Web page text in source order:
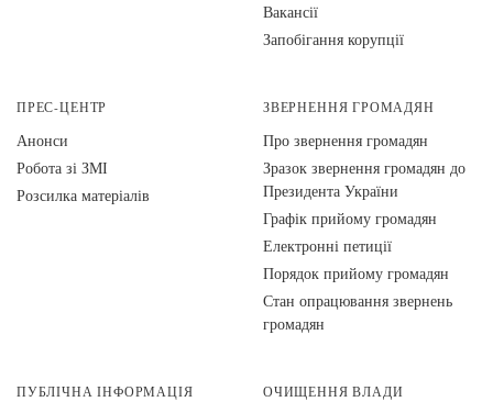
Вакансії
Запобігання корупції
ПРЕС-ЦЕНТР
Анонси
Робота зі ЗМІ
Розсилка матеріалів
ЗВЕРНЕННЯ ГРОМАДЯН
Про звернення громадян
Зразок звернення громадян до
Президента України
Графік прийому громадян
Електронні петиції
Порядок прийому громадян
Стан опрацювання звернень
громадян
ПУБЛІЧНА ІНФОРМАЦІЯ ОЧИЩЕННЯ ВЛАДИ